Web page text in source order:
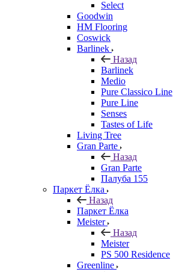
Select
Goodwin
HM Flooring
Coswick
Barlinek
Назад
Barlinek
Medio
Pure Classico Line
Pure Line
Senses
Tastes of Life
Living Tree
Gran Parte
Назад
Gran Parte
Палуба 155
Паркет Ёлка
Назад
Паркет Ёлка
Meister
Назад
Meister
PS 500 Residence
Greenline